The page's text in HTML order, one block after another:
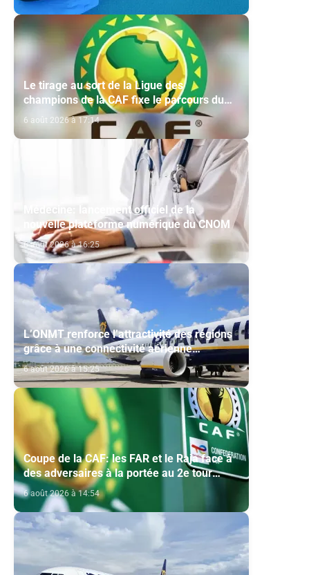
Le tirage au sort de la Ligue des
champions de la CAF fixe le parcours du
Maghreb de Fès et de la RS Berkane
6 août 2026 à 17:14
Médecine: lancement officiel de la
nouvelle plateforme numérique du CNOM
6 août 2026 à 16:25
L’ONMT renforce l’attractivité des régions
grâce à une connectivité aérienne
historique de Ryanair
6 août 2026 à 15:25
Coupe de la CAF: les FAR et le Raja face à
des adversaires à la portée au 2e tour
préliminaire
6 août 2026 à 14:54